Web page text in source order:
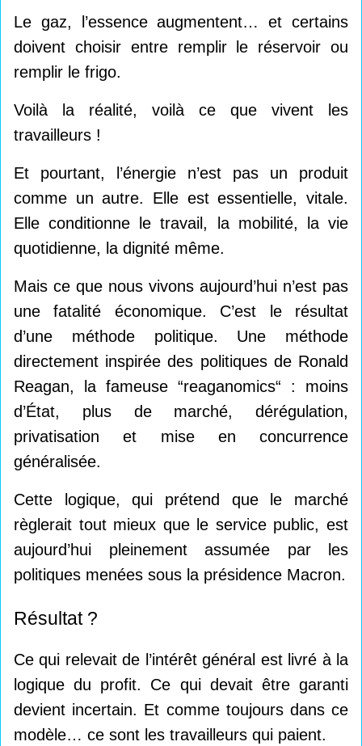
Le gaz, l’essence augmentent… et certains
doivent choisir entre remplir le réservoir ou
remplir le frigo.
Voilà la réalité, voilà ce que vivent les
travailleurs !
Et pourtant, l’énergie n’est pas un produit
comme un autre. Elle est essentielle, vitale.
Elle conditionne le travail, la mobilité, la vie
quotidienne, la dignité même.
Mais ce que nous vivons aujourd’hui n’est pas
une fatalité économique. C’est le résultat
d’une méthode politique. Une méthode
directement inspirée des politiques de Ronald
Reagan, la fameuse “reaganomics“ : moins
d’État, plus de marché, dérégulation,
privatisation et mise en concurrence
généralisée.
Cette logique, qui prétend que le marché
règlerait tout mieux que le service public, est
aujourd’hui pleinement assumée par les
politiques menées sous la présidence Macron.
Résultat ?
Ce qui relevait de l’intérêt général est livré à la
logique du profit. Ce qui devait être garanti
devient incertain. Et comme toujours dans ce
modèle… ce sont les travailleurs qui paient.